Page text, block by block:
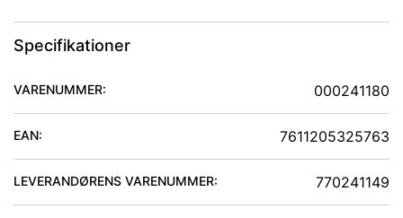
Specifikationer
VARENUMMER: 000241180
EAN: 7611205325763
LEVERANDØRENS VARENUMMER: 770241149